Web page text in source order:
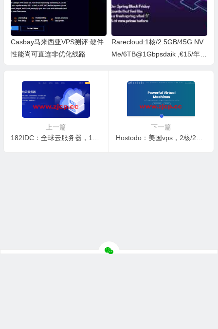
Casbay马来西亚VPS测评:硬件
性能尚可直连非优化线路
Rarecloud:1核/2.5GB/45G NV
Me/6TB@1Gbpsdaik ,€15/年,
上一篇
下一篇